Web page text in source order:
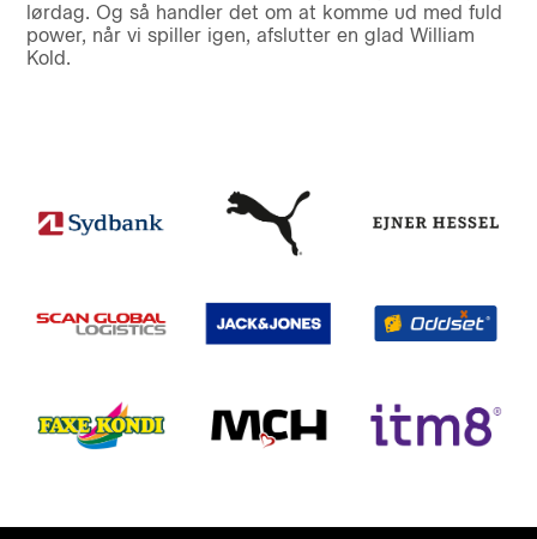
lørdag. Og så handler det om at komme ud med fuld
power, når vi spiller igen, afslutter en glad William
Kold.